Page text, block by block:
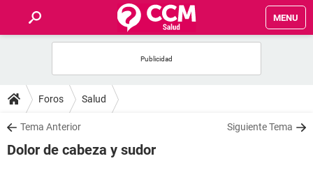
MENU
FOROS
SALUD
Foros Salud
Tema Anterior Siguiente Tema
Dolor de cabeza y sudor